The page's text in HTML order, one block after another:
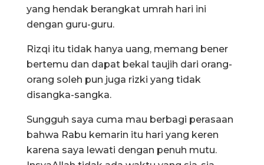
yang hendak berangkat umrah hari ini
dengan guru-guru.
Rizqi itu tidak hanya uang, memang bener
bertemu dan dapat bekal taujih dari orang-
orang soleh pun juga rizki yang tidak
disangka-sangka.
Sungguh saya cuma mau berbagi perasaan
bahwa Rabu kemarin itu hari yang keren
karena saya lewati dengan penuh mutu.